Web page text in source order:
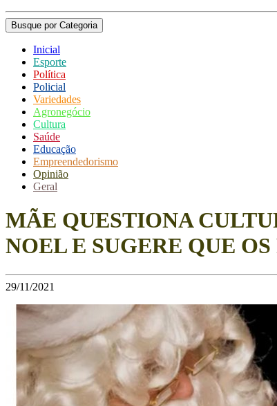
Busque por Categoria
Inicial
Esporte
Política
Policial
Variedades
Agronegócio
Cultura
Saúde
Educação
Empreendedorismo
Opinião
Geral
MÃE QUESTIONA
NOEL E SUGERE QUE
29/11/2021